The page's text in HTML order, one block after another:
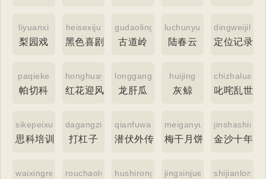
liyuanxi
梨园戏
heisexiju
黑色喜剧
gudaoling
古道岭
luchunyun
陆春云
dingweijiluqi
定位记录器
paqieke
帕切科
honghuayingfengtu
红花迎风图
longgangua
龙肝瓜
huijing
灰鲸 叱咤乱世
sikepeixun
思科培训
dagangzi
打杠子
qianfuwaichuan
潜伏外传
meiganyuebing
梅干月饼
jinshashinian
金沙十年
waixingrenduishourouchaoluobosihushirong jingxinjue shijianlong